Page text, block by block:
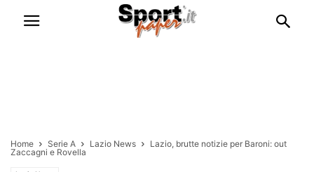
Home Serie A Lazio News
Lazio, brutte notizie per Baroni: out
Zaccagni e Rovella